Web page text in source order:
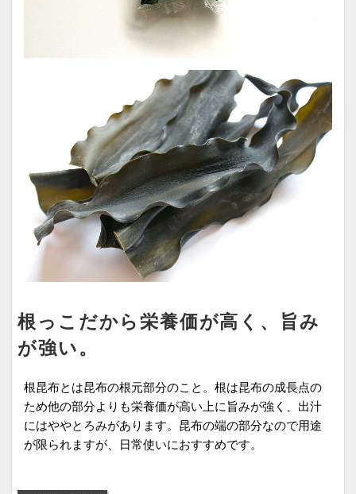
根っこだから栄養価が高く、旨み
が強い。
根昆布とは昆布の根元部分のこと。根は昆布の成長点の
ため他の部分よりも栄養価が高い上に旨みが強く、出汁
にはややとろみがあります。昆布の端の部分なので用途
が限られますが、日常使いにおすすめです。